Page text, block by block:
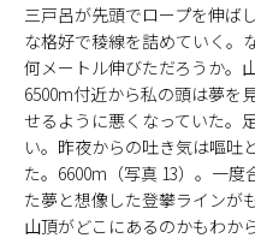
三戸呂が先頭でロープを伸ば
な格好で稜線を詰めていく。
何メートル伸びただろうか。
6500m付近から私の頭は夢を
せるように悪くなっていた。
い。昨夜からの吐き気は嘔吐
た。6600m（写真 13）。一
た夢と想像した登攀ラインが
山頂がどこにあるのかもわか